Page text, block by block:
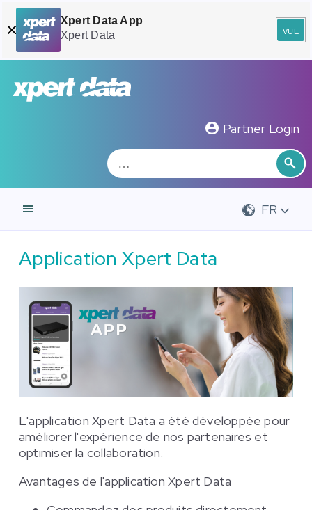
Xpert Data App
Xpert Data
vue
Partner Login
FR
Application Xpert Data
L'application Xpert Data a été développée pour
améliorer l'expérience de nos partenaires et
optimiser la collaboration.
Avantages de l'application Xpert Data